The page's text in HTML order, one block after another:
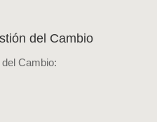
del Cambio
Cambio: